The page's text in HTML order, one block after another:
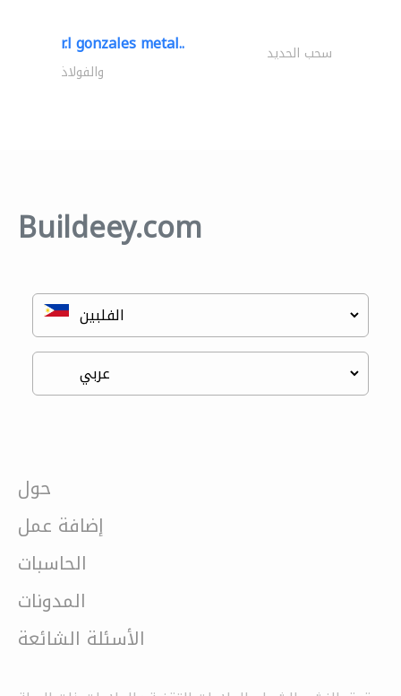
r.l gonzales metal.. سحب الحديد
والفولاذ
Buildeey.com
حول
إضافة عمل
الحاسبات
المدونات
الأسئلة الشائعة